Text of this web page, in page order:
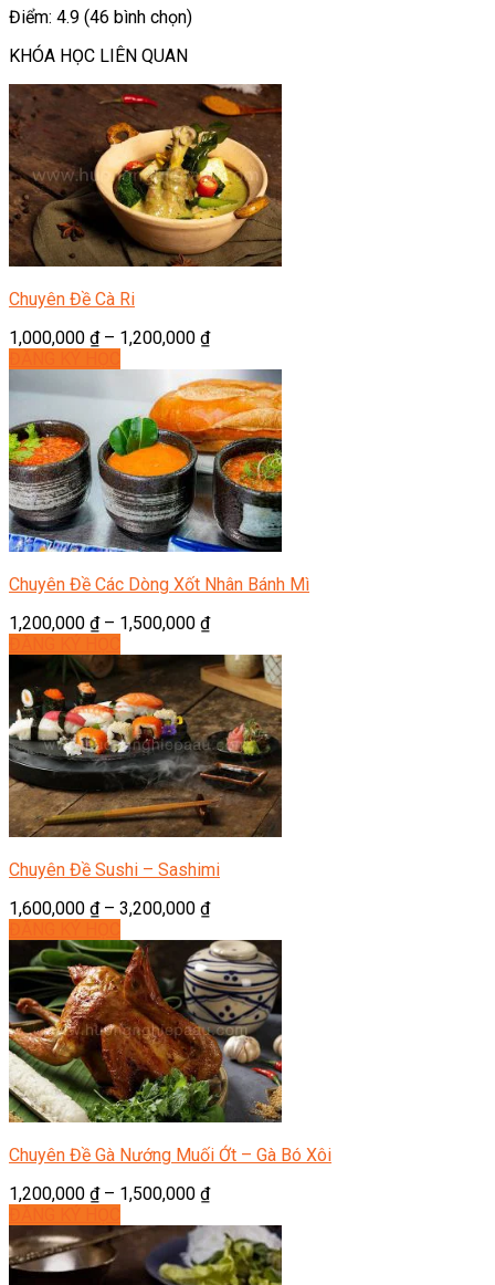
Điểm: 4.9 (46 bình chọn)
KHÓA HỌC LIÊN QUAN
Chuyên Đề Cà Ri
1,000,000 ₫– 1,200,000 ₫
Chuyên Đề Các Dòng Xốt Nhân Bánh Mì
1,200,000 ₫– 1,500,000 ₫
Chuyên Đề Sushi – Sashimi
1,600,000 ₫– 3,200,000 ₫
Chuyên Đề Gà Nướng Muối Ớt – Gà Bó Xôi
1,200,000 ₫– 1,500,000 ₫